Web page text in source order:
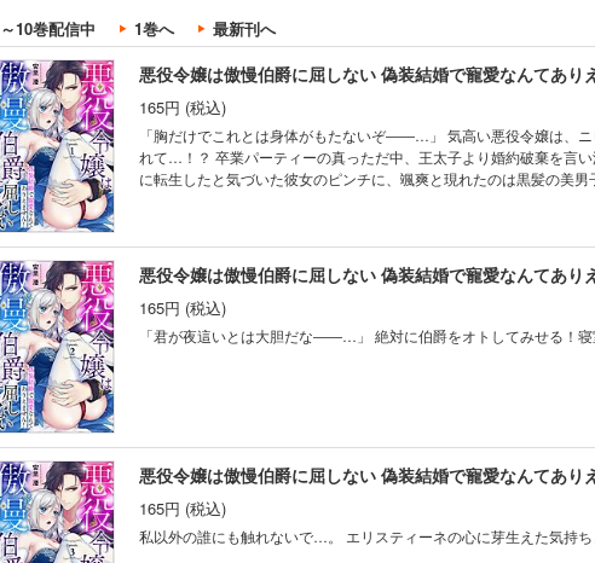
10巻配信中 1巻へ 最新刊へ
悪役令嬢は傲慢伯爵に屈しない 偽装結婚で寵愛なんてあり
165円 (税込)
「胸だけでこれとは身体がもたないぞ――…」 気高い悪役令嬢は、
れて…！？ 卒業パーティーの真っただ中、王太子より婚約破棄を言い渡されたエリスティーネ。乙女ゲームの世界
に転生したと気づいた彼女のピンチに、颯爽と現れたのは黒髪の美
ネ。しかし、結婚当日に迎えた初夜で、これまでに感じたことのない快楽が彼女を襲
見られたくないのに――。 偽装結婚でも構わない！ 悪
悪役令嬢は傲慢伯爵に屈しない 偽装結婚で寵愛なんてあり
165円 (税込)
「君が夜這いとは大胆だな――…」 絶対に伯爵をオトしてみせる！
悪役令嬢は傲慢伯爵に屈しない 偽装結婚で寵愛なんてあり
165円 (税込)
私以外の誰にも触れないで…。 エリスティーネの心に芽生えた気持